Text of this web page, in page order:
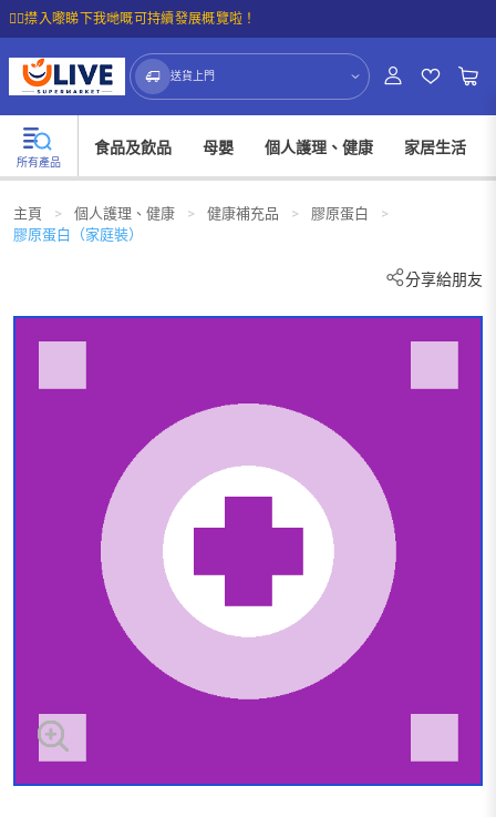
☝🏼㩒入嚟睇下我哋嘅可持續發展概覽啦！
送貨上門
所有產品
食品及飲品 母嬰 個人護理、健康 家居生活
主頁 > 個人護理、健康 > 健康補充品 > 膠原蛋白
>
膠原蛋白（家庭裝）
分享給朋友